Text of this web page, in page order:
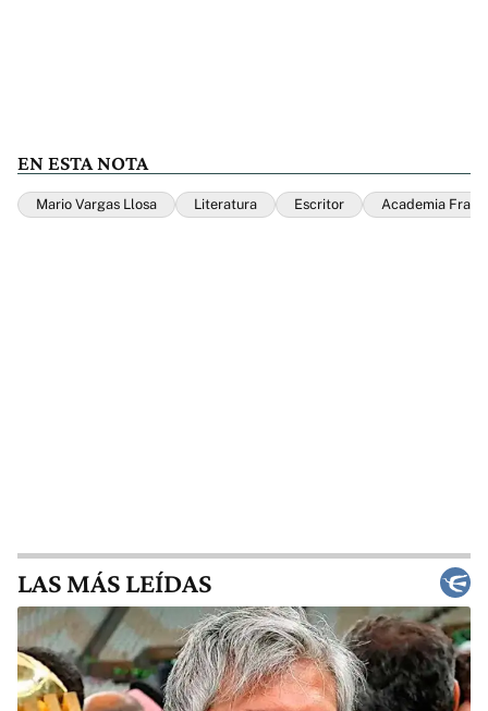
EN ESTA NOTA
Mario Vargas Llosa Literatura Escritor Academia
LAS MÁS LEÍDAS